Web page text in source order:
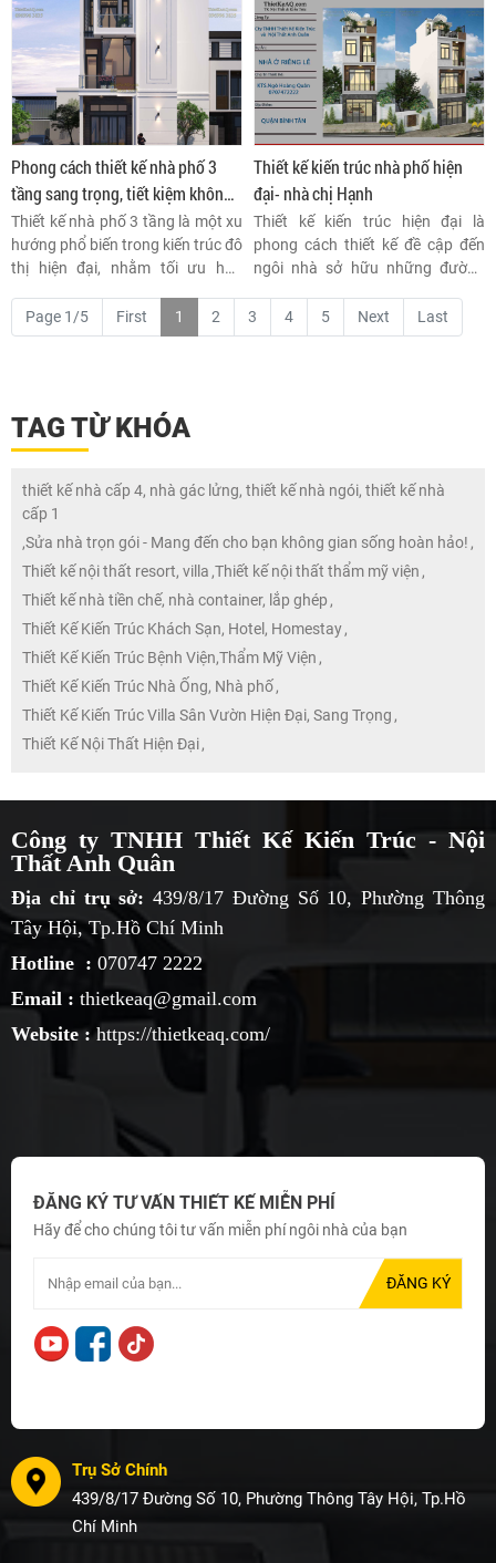
với các lô đất hình chữ nhật.
Phong cách thiết kế nhà phố 3
tầng sang trọng, tiết kiệm không
gian, chi phí
Thiết kế nhà phố 3 tầng là một xu
hướng phổ biến trong kiến trúc đô
thị hiện đại, nhằm tối ưu hóa
đất hạn chế.
Thiết kế kiến trúc nhà phố hiện
đại- nhà chị Hạnh
Thiết kế kiến trúc hiện đại là
phong cách thiết kế đề cập đến
ngôi nhà sở hữu những đường
đơn sắc, không hoa văn, sử dụng
các vật liệu tự nhiên mới và loại
Page 1/5 First 1 2 3 4 5 Next Last
TAG TỪ KHÓA
thiết kế nhà cấp 4, nhà gác lửng, thiết kế nhà ngói, thiết kế nhà
cấp 1
,Sửa nhà trọn gói - Mang đến cho bạn không gian sống hoàn hảo! ,
Thiết kế nội thất resort, villa ,Thiết kế nội thất thẩm mỹ viện ,
Thiết kế nhà tiền chế, nhà container, lắp ghép ,
Thiết Kế Kiến Trúc Khách Sạn, Hotel, Homestay,
Thiết Kế Kiến Trúc Bệnh Viện,Thẩm Mỹ Viện ,
Thiết Kế Kiến Trúc Nhà Ống, Nhà phố,
Thiết Kế Kiến Trúc Villa Sân Vườn Hiện Đại, Sang Trọng ,
Thiết Kế Nội Thất Hiện Đại,
Công ty TNHH Thiết Kế Kiến Trúc - Nội
Thất Anh Quân
Địa chỉ trụ sở: 439/8/17 Đường Số 10, Phường Thông
Tây Hội, Tp.Hồ Chí Minh
Hotline : 070747 2222
Email : thietkeaq@gmail.com
Website :https://thietkeaq.com/
ĐĂNG KÝ TƯ VẤN THIẾT KẾ MIỄN PHÍ
Hãy để cho chúng tôi tư vấn miễn phí ngôi nhà của bạn
Trụ Sở Chính
439/8/17 Đường Số 10, Phường Thông Tây Hội, Tp.Hồ
Chí Minh